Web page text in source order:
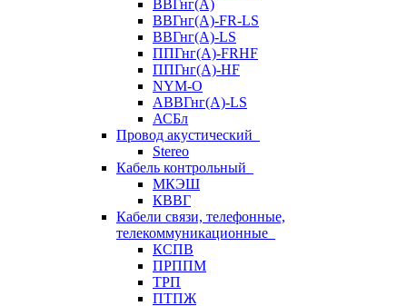
ВВГнг(А)
ВВГнг(А)-FR-LS
ВВГнг(А)-LS
ППГнг(А)-FRHF
ППГнг(А)-HF
NYM-O
АВВГнг(А)-LS
АСБл
Провод акустический
Stereo
Кабель контрольный
МКЭШ
КВВГ
Кабели связи, телефонные,
телекоммуникационные
КСПВ
ПРППМ
ТРП
ПТПЖ